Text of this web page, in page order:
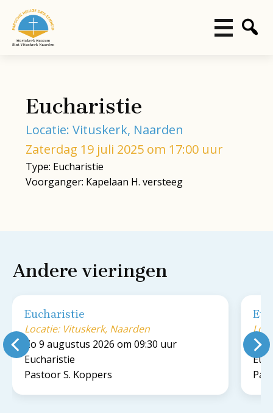
Eucharistie
Locatie: Vituskerk, Naarden
Zaterdag 19 juli 2025 om 17:00 uur
Type: Eucharistie
Voorganger: Kapelaan H. versteeg
Andere vieringen
Eucharistie
Locatie: Vituskerk, Naarden
Zo 9 augustus 2026 om 09:30 uur
Eucharistie
Pastoor S. Koppers
Zo